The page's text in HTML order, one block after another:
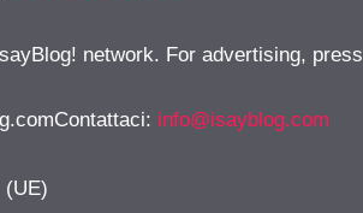
network. For advertising, press
: info@isayblog.com
(UE)